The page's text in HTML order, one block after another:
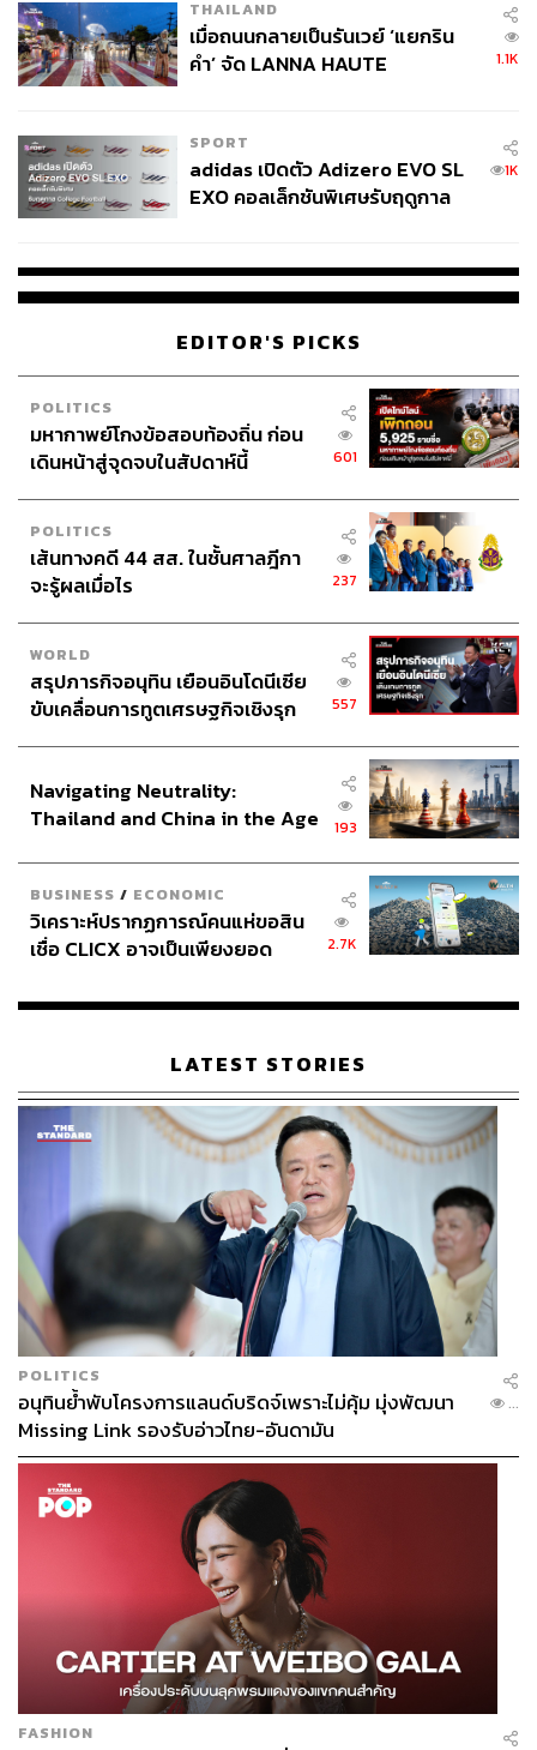
THAILAND
เมื่อถนนกลายเป็นรันเวย์ ‘แยกริน
คำ’ จัด LANNA HAUTE
1.1K
SPORT
adidas เปิดตัว Adizero EVO SL
EXO คอลเล็กชันพิเศษรับฤดูกาล
1K
EDITOR'S PICKS
POLITICS
มหากาพย์โกงข้อสอบท้องถิ่น ก่อน
เดินหน้าสู่จุดจบในสัปดาห์นี้
601
POLITICS
เส้นทางคดี 44 สส. ในชั้นศาลฎีกา
จะรู้ผลเมื่อไร
237
WORLD
สรุปภารกิจอนุทิน เยือนอินโดนีเซีย
ขับเคลื่อนการทูตเศรษฐกิจเชิงรุก
557
Navigating Neutrality:
Thailand and China in the Age
193
BUSINESS / ECONOMIC
วิเคราะห์ปรากฏการณ์คนแห่ขอสิน
เชื่อ CLICX อาจเป็นเพียงยอด
เรือนไทยที่ถูกซุกไว้
2.7K
LATEST STORIES
POLITICS
อนุทินย้ำพับโครงการแลนด์บริดจ์เพราะไม่คุ้ม มุ่งพัฒนา
Missing Link รองรับอ่าวไทย-อันดามัน
...
FASHION